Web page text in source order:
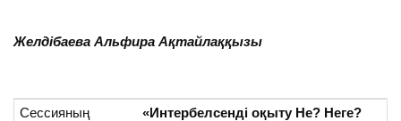
Желдібаева Альфира Ақтайлаққызы
Сессияның
«Интербелсенді оқыту Не? Неге?